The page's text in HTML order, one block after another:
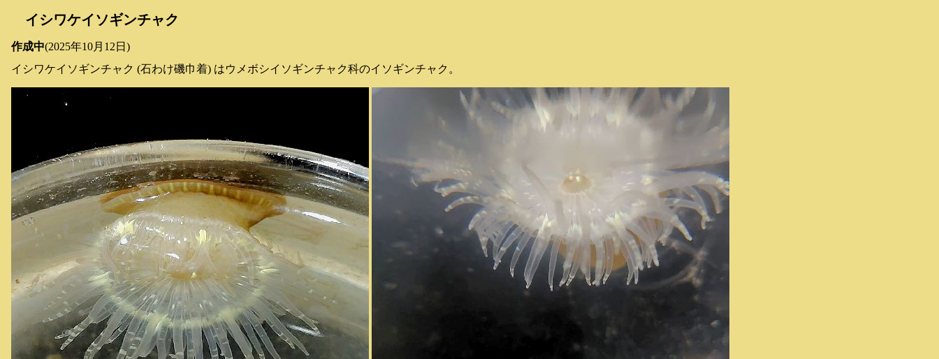
イシワケイソギンチャク
作成中(2025年10月12日)
イシワケイソギンチャク (石わけ磯巾着) はウメボシイソギンチャク科のイソギンチャク。